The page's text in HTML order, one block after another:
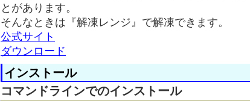
とがあります。
そんなときは『解凍レンジ』で解凍できます。
公式サイト
ダウンロード
インストール
コマンドラインでのインストール